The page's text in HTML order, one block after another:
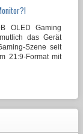
OLED Gaming
das Gerät
Szene seit
21:9-Format mit